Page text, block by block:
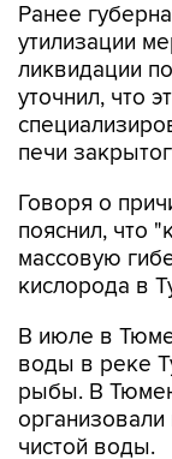
Ранее
утилизации
ликвидации
уточнил, что
печи
Говоря о
пояснил, что
массовую
кислорода в
В июле в
воды в реке
рыбы. В
чистой воды.